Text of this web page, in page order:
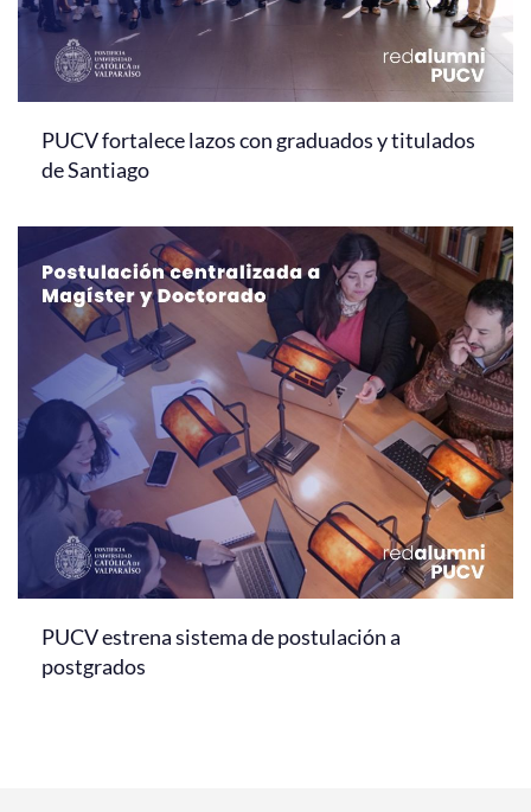
PUCV fortalece lazos con graduados y titulados
de Santiago
PUCV estrena sistema de postulación a
postgrados